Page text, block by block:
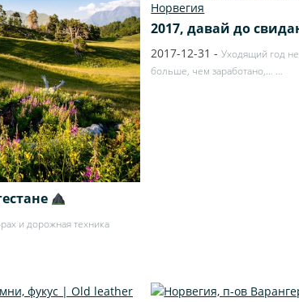
и дорожная техника
2017, давай до
2017-12-31 - Уходящий год
больше, чем заработано,…